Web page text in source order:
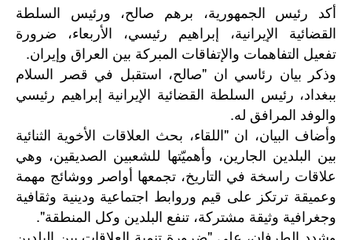
أكد رئيس الجمهورية، برهم صالح، ورئيس السلطة
القضائية الإيرانية، إبراهيم رئيسي، الأربعاء، ضرورة
تفعيل التفاهمات والإتفاقات المبركة بين العراق وإيران.
وذكر بيان رئاسي ان "صالح، استقبل في قصر السلام
ببغداد، رئيس السلطة القضائية الإيرانية إبراهيم رئيسي
والوفد المرافق له.
وأضاف البيان، ان "اللقاء، بحث العلاقات الأخوية الثنائية
بين البلدين الجارين، وأهميّتها للشعبين الصديقين، وهي
علاقات راسخة في التاريخ، تجمعها أواصر ووشائج مهمة
وعميقة ترتكز على قيم وروابط اجتماعية ودينية وثقافية
وجغرافية وثيقة مشتركة، تنفع البلدين وكل المنطقة".
وشدد الطرفان، على "ضرورة تنمية العلاقات بين البلدين